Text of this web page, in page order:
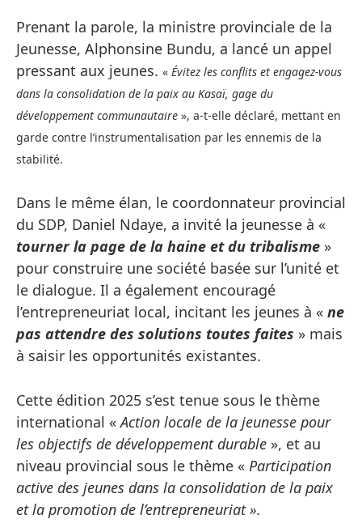
Prenant la parole, la ministre provinciale de la
Jeunesse, Alphonsine Bundu, a lancé un appel
pressant aux jeunes. « Évitez les conflits et engagez-vous
dans la consolidation de la paix au Kasaï, gage du
développement communautaire », a-t-elle déclaré, mettant en
garde contre l’instrumentalisation par les ennemis de la
stabilité.
Dans le même élan, le coordonnateur provincial
du SDP, Daniel Ndaye, a invité la jeunesse à «
tourner la page de la haine et du tribalisme »
pour construire une société basée sur l’unité et
le dialogue. Il a également encouragé
l’entrepreneuriat local, incitant les jeunes à « ne
pas attendre des solutions toutes faites » mais
à saisir les opportunités existantes.
Cette édition 2025 s’est tenue sous le thème
international «Action locale de la jeunesse pour
les objectifs de développement durable », et au
niveau provincial sous le thème « Participation
active des jeunes dans la consolidation de la paix
et la promotion de l’entrepreneuriat ».